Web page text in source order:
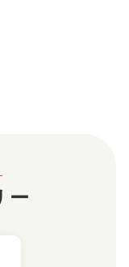
ー